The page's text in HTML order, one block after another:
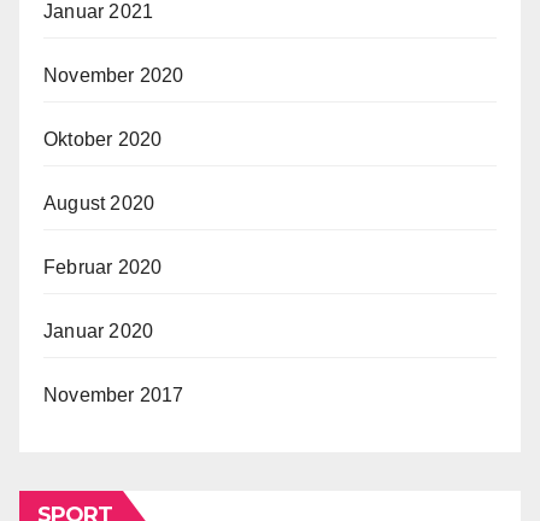
Januar 2021
November 2020
Oktober 2020
August 2020
Februar 2020
Januar 2020
November 2017
SPORT